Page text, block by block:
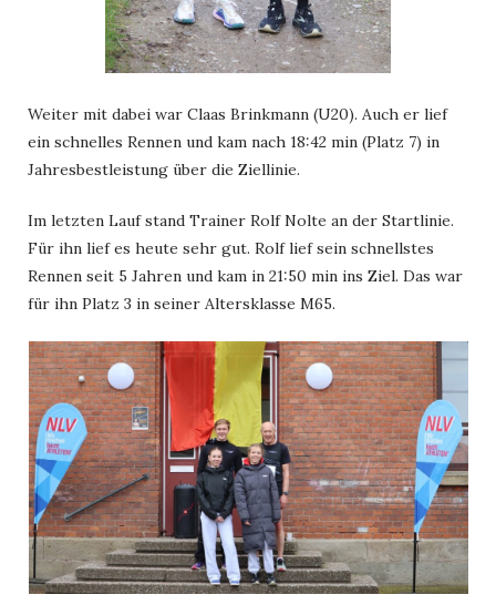
Weiter mit dabei war Claas Brinkmann (U20). Auch er lief
ein schnelles Rennen und kam nach 18:42 min (Platz 7) in
Jahresbestleistung über die Ziellinie.
Im letzten Lauf stand Trainer Rolf Nolte an der Startlinie.
Für ihn lief es heute sehr gut. Rolf lief sein schnellstes
Rennen seit 5 Jahren und kam in 21:50 min ins Ziel. Das war
für ihn Platz 3 in seiner Altersklasse M65.